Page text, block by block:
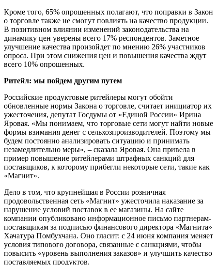
Кроме того, 65% опрошенных полагают, что поправки в Закон
о торговле также не смогут повлиять на качество продукции.
В позитивном влиянии изменений законодательства на
динамику цен уверены всего 17% респондентов. Заметное
улучшение качества произойдет по мнению 26% участников
опроса. При этом снижения цен и повышения качества ждут
всего 10% опрошенных.
Ритейл: мы пойдем другим путем
Российские продуктовые ритейлеры могут обойти
обновленные нормы Закона о торговле, считает инициатор их
ужесточения, депутат Госдумы от «Единой России» Ирина
Яровая. «Мы понимаем, что торговые сети могут найти новые
формы взимания денег с сельхозпроизводителей. Поэтому мы
будем постоянно анализировать ситуацию и принимать
незамедлительно меры», – сказала Яровая. Она привела в
пример повышение ритейлерами штрафных санкций для
поставщиков, к которому прибегли некоторые сети, такие как
«Магнит».
Дело в том, что крупнейшая в России розничная
продовольственная сеть «Магнит» ужесточила наказание за
нарушение условий поставок в ее магазины. На сайте
компании опубликовано информационное письмо партнерам-
поставщикам за подписью финансового директора «Магнита»
Хачатура Помбухчана. Оно гласит: с 24 июня компания меняет
условия типового договора, связанные с санкциями, чтобы
повысить «уровень выполнения заказов» и улучшить качество
поставляемых продуктов.